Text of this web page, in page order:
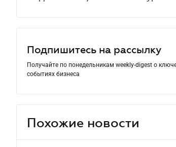
Подпишитесь на рассылку
Получайте по понедельникам weekly-digest о
событиях бизнеса
Похожие новости